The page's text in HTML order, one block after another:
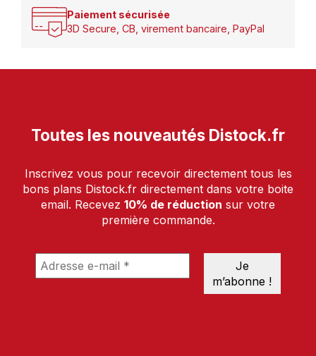
Paiement sécurisée
3D Secure, CB, virement bancaire, PayPal
Toutes les nouveautés Distock.fr
Inscrivez vous pour recevoir directement tous les
bons plans Distock.fr directement dans votre boite
email. Recevez 10% de réduction sur votre
première commande.